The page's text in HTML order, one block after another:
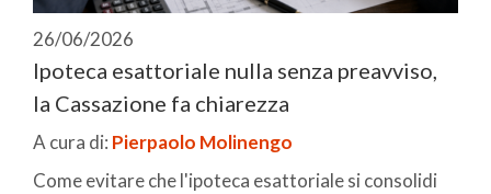
26/06/2026
Ipoteca esattoriale nulla senza preavviso,
la Cassazione fa chiarezza
A cura di: Pierpaolo Molinengo
Come evitare che l'ipoteca esattoriale si consolidi